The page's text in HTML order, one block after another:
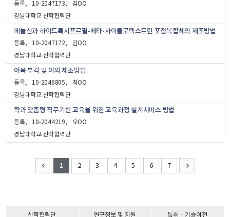
등록 10-2047173
김OO
경남대학교 산학협력단
페놀산과 하이드록시프르필-베타-사이클로덱스트린 포접복합체의 제조방법
등록 10-2047172
김OO
경남대학교 산학협력단
어육 부각 및 이의 제조방법
등록 10-2046805
최OO
경남대학교 산학협력단
학과 맞춤형 직무기반 교육을 위한 교육과정 설계서비스 방법
등록 10-2044219
오OO
경남대학교 산학협력단
1 2 3 4 5 6 7
산학협력단 연구정보 및 지원 특허ㆍ기술이전